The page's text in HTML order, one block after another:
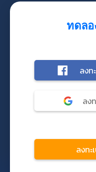
ทดลอ